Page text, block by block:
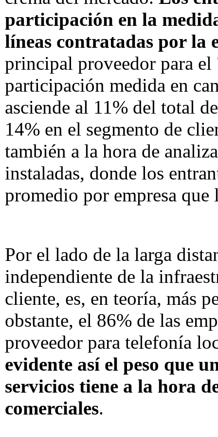
participación en la
líneas contratadas por la
principal proveedor para el
participación medida en
asciende al 11% del total
14% en el segmento de
también a la hora de
instaladas, donde los
promedio por empresa que
Por el lado de la larga
independiente de la
cliente, es, en teoría, más
obstante, el 86% de las
proveedor para telefonía
evidente así el peso que
servicios tiene a la hora
comerciales.